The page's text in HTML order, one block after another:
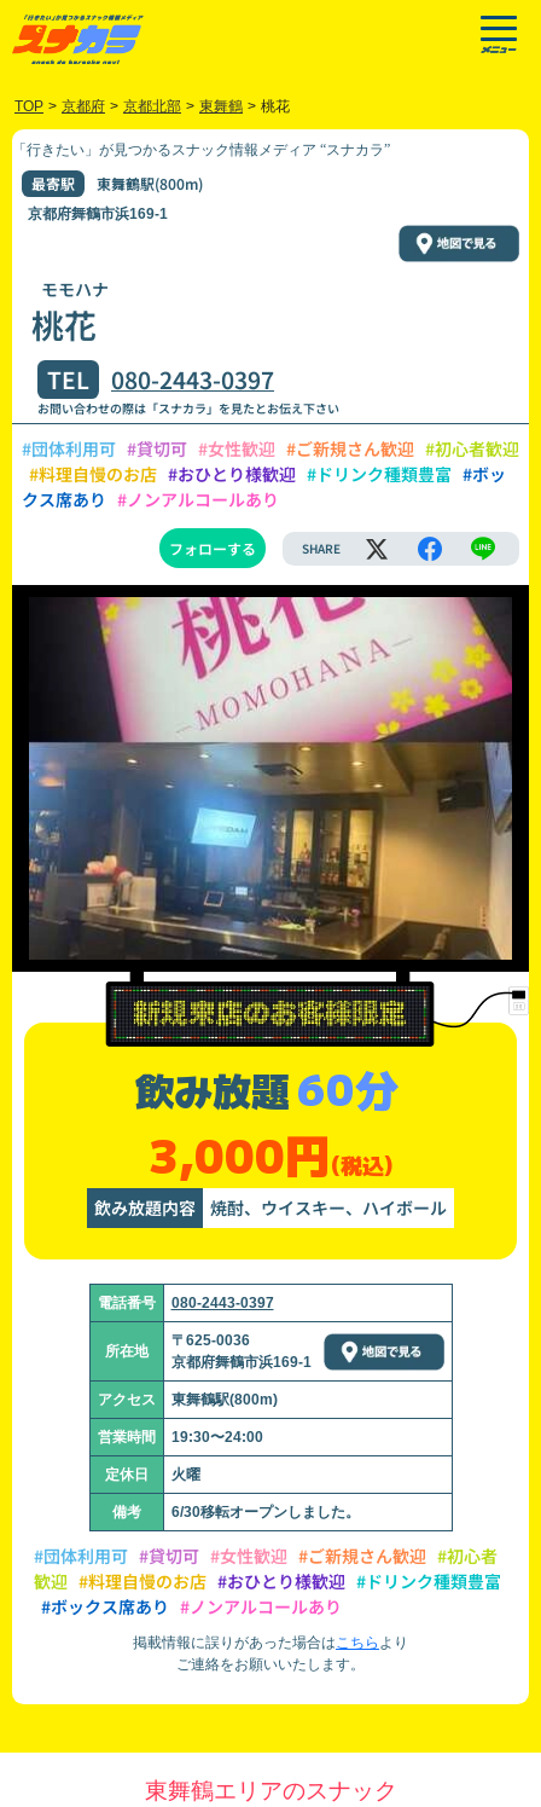
TOP > 京都府 > 京都北部 > 東舞鶴 > 桃花
「行きたい」が見つかるスナック情報メディア “スナカラ”
最寄駅 東舞鶴駅(800m)
京都府舞鶴市浜169-1
モモハナ
桃花
TEL 080-2443-0397
お問い合わせの際は「スナカラ」を見たとお伝え下さい
#団体利用可 #貸切可 #女性歓迎 #ご新規さん歓迎 #初心者歓迎
#料理自慢のお店 #おひとり様歓迎 #ドリンク種類豊富 #ボッ
クス席あり #ノンアルコールあり
フォローする SHARE
飲み放題60分
3,000円(税込)
飲み放題内容 焼酎、ウイスキー、ハイボール
電話番号 080-2443-0397
所在地
〒625-0036
京都府舞鶴市浜169-1
アクセス 東舞鶴駅(800m)
営業時間 19:30〜24:00
定休日 火曜
備考 6/30移転オープンしました。
#団体利用可 #貸切可 #女性歓迎 #ご新規さん歓迎 #初心者
歓迎 #料理自慢のお店 #おひとり様歓迎 #ドリンク種類豊富
#ボックス席あり #ノンアルコールあり
掲載情報に誤りがあった場合はこちら より
ご連絡をお願いいたします。
東舞鶴エリアのスナック